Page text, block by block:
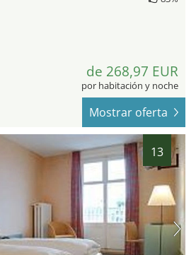
de 268,97 EUR
por habitación y noche
Mostrar oferta
13